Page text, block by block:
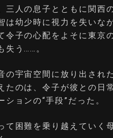
三人の息子とともに関西
は幼少時に視力を失いな
令子の心配をよそに東京
失う……。
の宇宙空間に放り出され
たのは、令子が彼との日
ションの“手段”だった。
て困難を乗り越えていく